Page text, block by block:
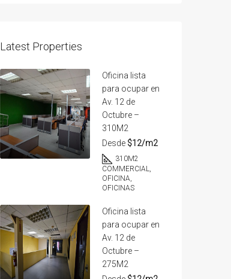
Latest Properties
Oficina lista
para ocupar en
Av. 12 de
Octubre –
310M2
Desde $12/m2
310M2
COMMERCIAL,
OFICINA,
OFICINAS
Oficina lista
para ocupar en
Av. 12 de
Octubre –
275M2